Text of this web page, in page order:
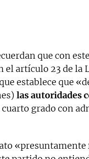
que con
artículo 23 de la
establece que
las autoridades
grado con
«presuntamente